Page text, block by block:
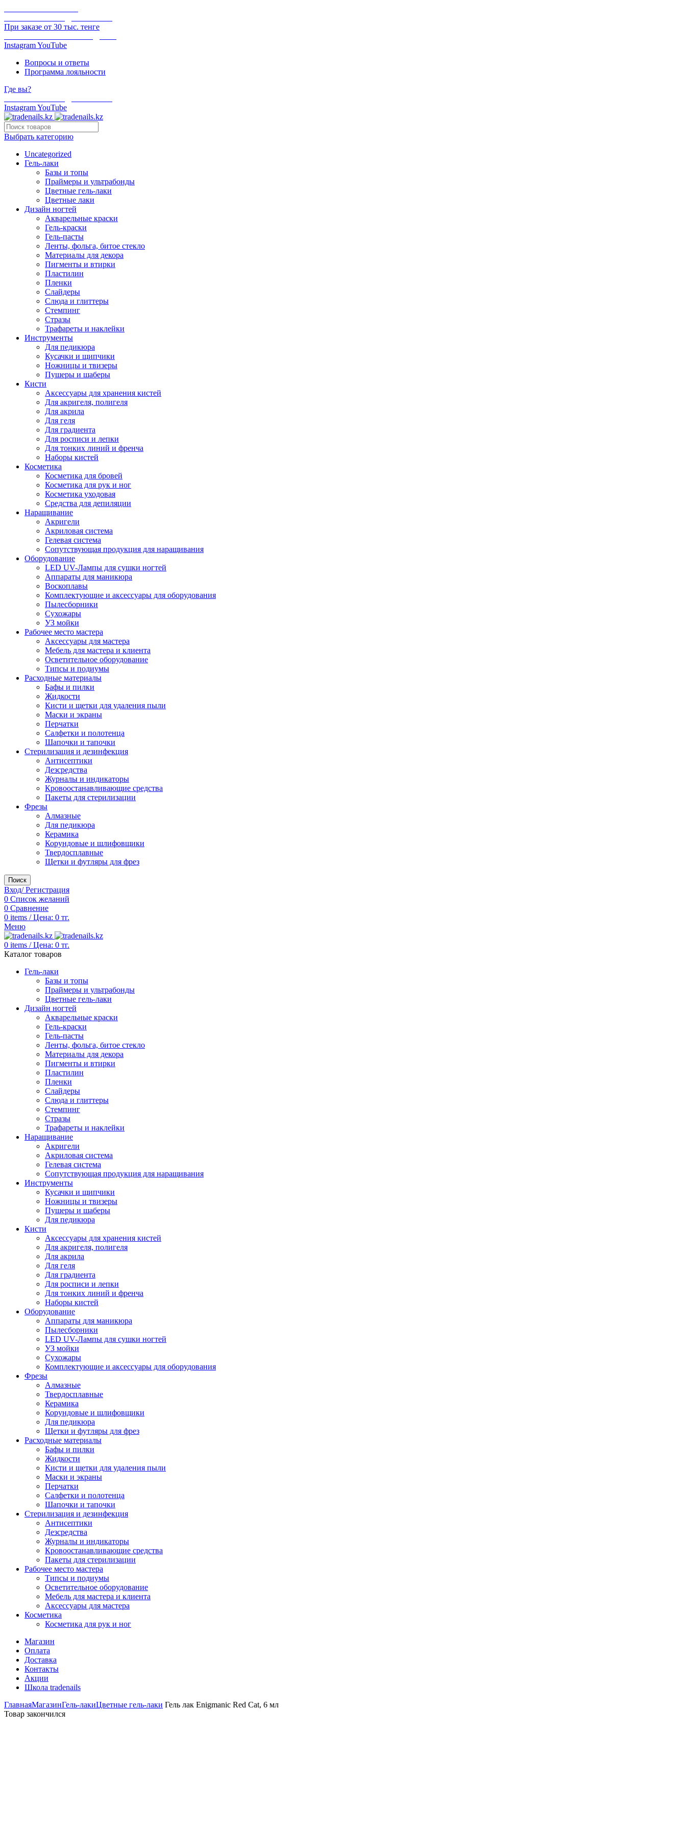
При заказе от 30 тыс. тенге
InstagramYouTube
Вопросы и ответы
Программа лояльности
Где вы?
InstagramYouTube
Выбрать категорию
Uncategorized
Гель-лаки
Базы и топы
Праймеры и ультрабонды
Цветные гель-лаки
Цветные лаки
Дизайн ногтей
Акварельные краски
Гель-краски
Гель-пасты
Ленты, фольга, битое стекло
Материалы для декора
Пигменты и втирки
Пластилин
Пленки
Слайдеры
Слюда и глиттеры
Стемпинг
Стразы
Трафареты и наклейки
Инструменты
Для педикюра
Кусачки и щипчики
Ножницы и твизеры
Пушеры и шаберы
Кисти
Аксессуары для хранения кистей
Для акригеля, полигеля
Для акрила
Для геля
Для градиента
Для росписи и лепки
Для тонких линий и френча
Наборы кистей
Косметика
Косметика для бровей
Косметика для рук и ног
Косметика уходовая
Средства для депиляции
Наращивание
Акригели
Акриловая система
Гелевая система
Сопутствующая продукция для наращивания
Оборудование
LED UV-Лампы для сушки ногтей
Аппараты для маникюра
Воскоплавы
Комплектующие и аксессуары для оборудования
Пылесборники
Сухожары
УЗ мойки
Рабочее место мастера
Аксессуары для мастера
Мебель для мастера и клиента
Осветительное оборудование
Типсы и подиумы
Расходные материалы
Бафы и пилки
Жидкости
Кисти и щетки для удаления пыли
Маски и экраны
Перчатки
Салфетки и полотенца
Шапочки и тапочки
Стерилизация и дезинфекция
Антисептики
Дезсредства
Журналы и индикаторы
Кровоостанавливающие средства
Пакеты для стерилизации
Фрезы
Алмазные
Для педикюра
Керамика
Корундовые и шлифовщики
Твердосплавные
Щетки и футляры для фрез
Поиск
Вход/ Регистрация
0 Список желаний
0 Сравнение
0 items / Цена: 0 тг.
Меню
0 items / Цена: 0 тг.
Каталог товаров
Гель-лаки
Базы и топы
Праймеры и ультрабонды
Цветные гель-лаки
Дизайн ногтей
Акварельные краски
Гель-краски
Гель-пасты
Ленты, фольга, битое стекло
Материалы для декора
Пигменты и втирки
Пластилин
Пленки
Слайдеры
Слюда и глиттеры
Стемпинг
Стразы
Трафареты и наклейки
Наращивание
Акригели
Акриловая система
Гелевая система
Сопутствующая продукция для наращивания
Инструменты
Кусачки и щипчики
Ножницы и твизеры
Пушеры и шаберы
Для педикюра
Кисти
Аксессуары для хранения кистей
Для акригеля, полигеля
Для акрила
Для геля
Для градиента
Для росписи и лепки
Для тонких линий и френча
Наборы кистей
Оборудование
Аппараты для маникюра
Пылесборники
LED UV-Лампы для сушки ногтей
УЗ мойки
Сухожары
Комплектующие и аксессуары для оборудования
Фрезы
Алмазные
Твердосплавные
Керамика
Корундовые и шлифовщики
Для педикюра
Щетки и футляры для фрез
Расходные материалы
Бафы и пилки
Жидкости
Кисти и щетки для удаления пыли
Маски и экраны
Перчатки
Салфетки и полотенца
Шапочки и тапочки
Стерилизация и дезинфекция
Антисептики
Дезсредства
Журналы и индикаторы
Кровоостанавливающие средства
Пакеты для стерилизации
Рабочее место мастера
Типсы и подиумы
Осветительное оборудование
Мебель для мастера и клиента
Аксессуары для мастера
Косметика
Косметика для рук и ног
Магазин
Оплата
Доставка
Контакты
Акции
Школа tradenails
ГлавнаяМагазинГель-лакиЦветные гель-лаки Гель лак Enigmanic Red Cat, 6 мл
Товар закончился